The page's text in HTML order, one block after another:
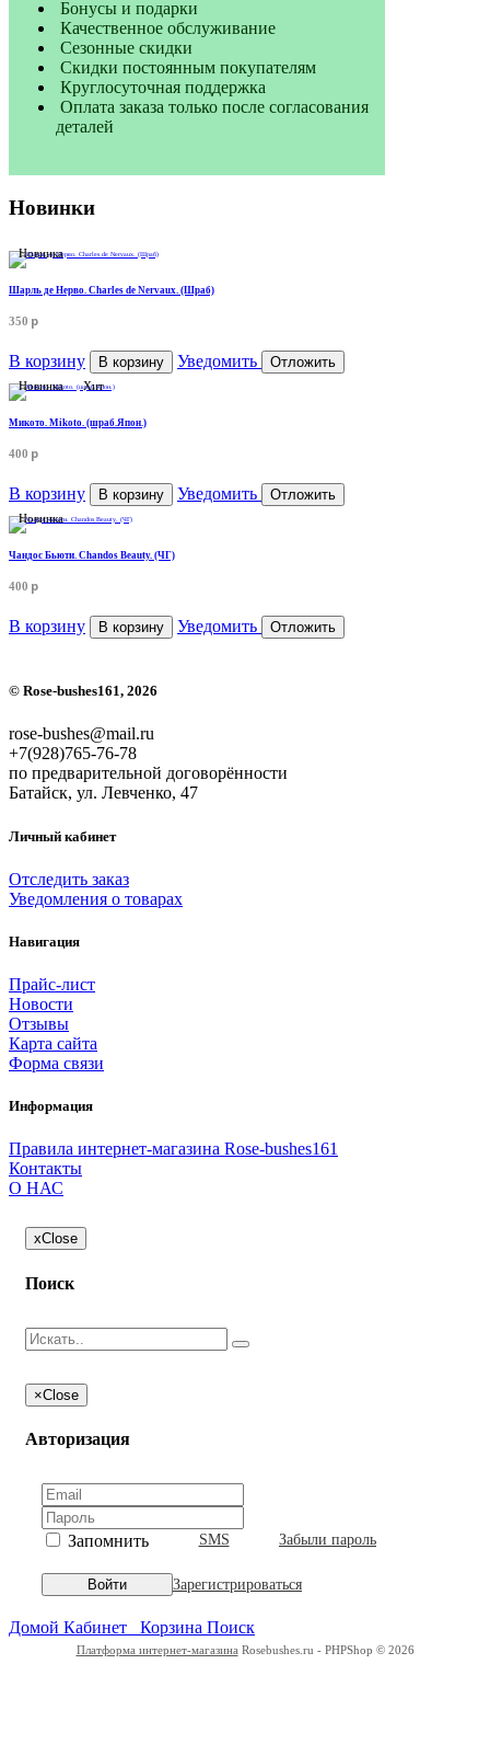
Бонусы и подарки
Качественное обслуживание
Сезонные скидки
Скидки постоянным покупателям
Круглосуточная поддержка
Оплата заказа только после согласования
деталей
Новинки
Новинка
Шарль де Нерво. Charles de Nervaux. (Шраб)
350 p
В корзину В корзину Уведомить Отложить
Новинка Хит
Микото. Mikoto. (шраб.Япон.)
400 p
В корзину В корзину Уведомить Отложить
Новинка
Чандос Бьюти. Chandos Beauty. (ЧГ)
400 p
В корзину В корзину Уведомить Отложить
© Rose-bushes161, 2026
rose-bushes@mail.ru
+7(928)765-76-78
по предварительной договорённости
Батайск, ул. Левченко, 47
Личный кабинет
Отследить заказ
Уведомления о товарах
Навигация
Прайс-лист
Новости
Отзывы
Карта сайта
Форма связи
Информация
Правила интернет-магазина Rose-bushes161
Контакты
О НАС
xClose
Поиск
×Close
Авторизация
Запомнить SMS Забыли пароль
Войти Зарегистрироваться
Домой Кабинет Корзина Поиск
Платформа интернет-магазинаRosebushes.ru - PHPShop © 2026